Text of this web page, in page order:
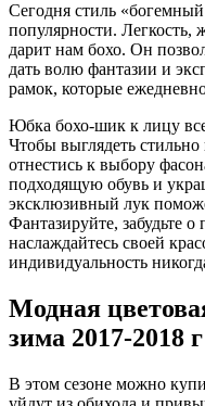
Сегодня стиль
популярности. Легкость,
дарит нам бохо. Он
дать волю фантазии и
рамок, которые
Юбка бохо-шик к лицу
Чтобы выглядеть
отнестись к выбору
подходящую обувь и
эксклюзивный лук
Фантазируйте, забудьте о
наслаждайтесь своей
индивидуальность
Модная
зима 2017-2018 г
В этом сезоне можно